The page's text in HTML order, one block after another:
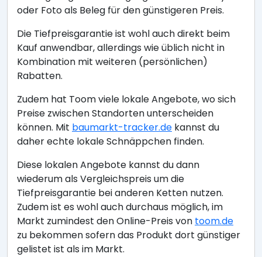
oder Foto als Beleg für den günstigeren Preis.
Die Tiefpreisgarantie ist wohl auch direkt beim
Kauf anwendbar, allerdings wie üblich nicht in
Kombination mit weiteren (persönlichen)
Rabatten.
Zudem hat Toom viele lokale Angebote, wo sich
Preise zwischen Standorten unterscheiden
können. Mit baumarkt-tracker.de kannst du
daher echte lokale Schnäppchen finden.
Diese lokalen Angebote kannst du dann
wiederum als Vergleichspreis um die
Tiefpreisgarantie bei anderen Ketten nutzen.
Zudem ist es wohl auch durchaus möglich, im
Markt zumindest den Online-Preis von toom.de
zu bekommen sofern das Produkt dort günstiger
gelistet ist als im Markt.